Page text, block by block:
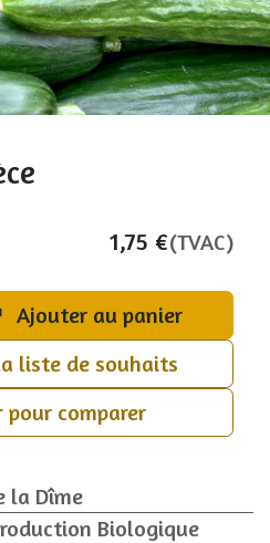
Ajouter au panier
pour comparer
liste de souhaits
1,75 €(TVAC)
la Dîme
Biologique